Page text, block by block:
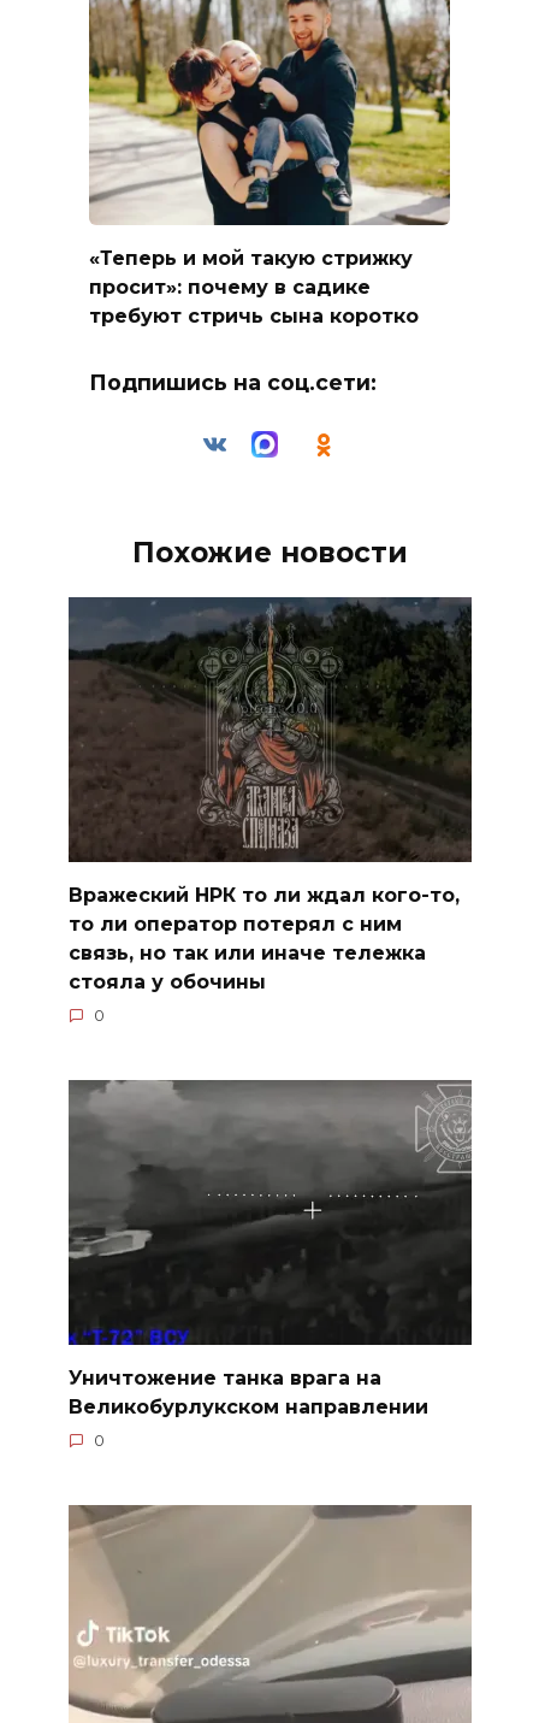
«Теперь и мой такую стрижку
просит»: почему в садике
требуют стричь сына коротко
Подпишись на соц.сети:
Похожие новости
Вражеский НРК то ли ждал кого-то,
то ли оператор потерял с ним
связь, но так или иначе тележка
стояла у обочины
0
Уничтожение танка врага на
Великобурлукском направлении
0